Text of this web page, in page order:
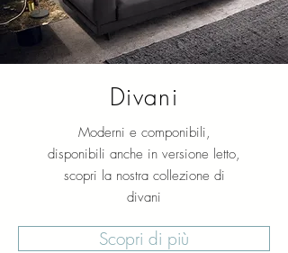
Divani
Moderni e componibili,
disponibili anche in versione letto,
scopri la nostra collezione di
divani
Scopri di più